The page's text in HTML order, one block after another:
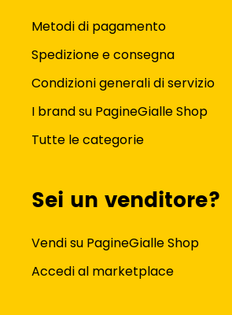
Metodi di pagamento
Spedizione e consegna
Condizioni generali di servizio
I brand su PagineGialle Shop
Tutte le categorie
Sei un venditore?
Vendi su PagineGialle Shop
Accedi al marketplace